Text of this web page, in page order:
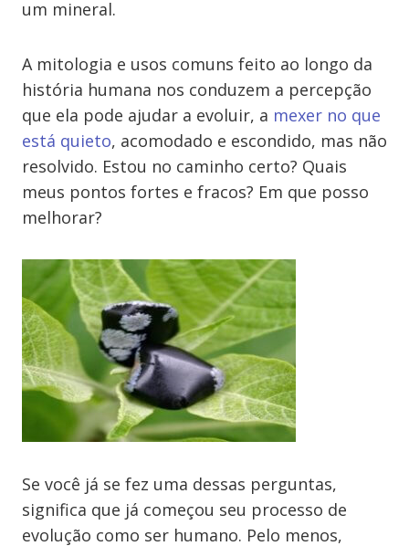
um mineral.
A mitologia e usos comuns feito ao longo da
história humana nos conduzem a percepção
que ela pode ajudar a evoluir, a mexer no que
está quieto, acomodado e escondido, mas não
resolvido. Estou no caminho certo? Quais
meus pontos fortes e fracos? Em que posso
melhorar?
Se você já se fez uma dessas perguntas,
significa que já começou seu processo de
evolução como ser humano. Pelo menos,